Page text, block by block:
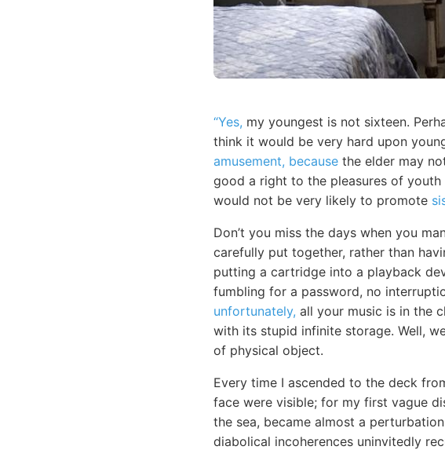
“Yes, my youngest is not sixteen.
think it would be very hard upon
amusement, because the elder may
good a right to the pleasures of
would not be very likely to promote
Don’t you miss the days when you
carefully put together, rather than
putting a cartridge into a playback
fumbling for a password, no
unfortunately, all your music is in the
with its stupid infinite storage. Well,
of physical object.
Every time I ascended to the deck
face were visible; for my first vague
the sea, became almost a
diabolical incoherences uninvitedly